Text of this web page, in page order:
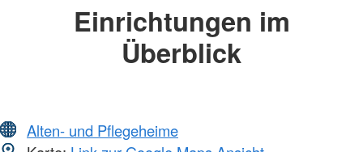
Einrichtungen im
Überblick
Alten- und Pflegeheime